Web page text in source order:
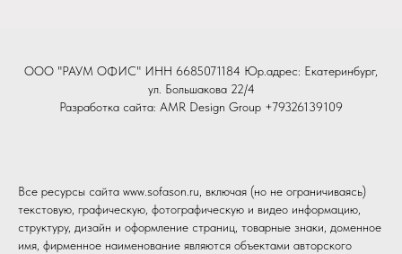
ООО "РАУМ ОФИС" ИНН 6685071184 Юр.адрес: Екатеринбург,
ул. Большакова 22/4
Разработка сайта: AMR Design Group +79326139109
Все ресурсы сайта www.sofason.ru, включая (но не ограничиваясь)
текстовую, графическую, фотографическую и видео информацию,
структуру, дизайн и оформление страниц, товарные знаки, доменное
имя, фирменное наименование являются объектами авторского